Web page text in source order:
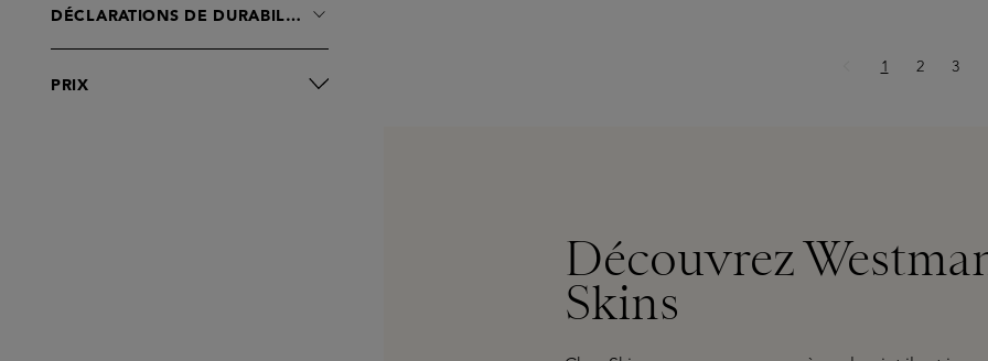
DÉCLARATIONS DE DURABILITÉ
PRIX
Page
1 Page
2 Page
3
Découvrez
Skins